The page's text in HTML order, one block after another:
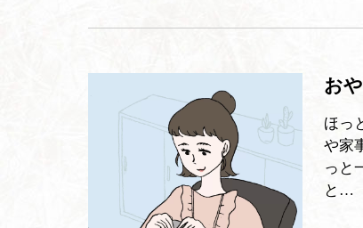
お
ほっ
や家
っと
と…